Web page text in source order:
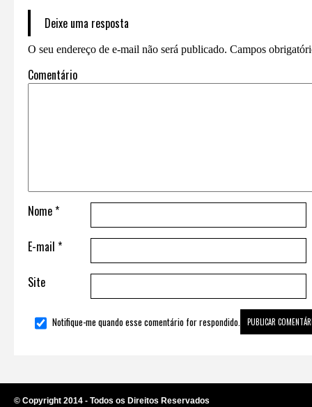
Deixe uma resposta
O seu endereço de e-mail não será publicado. Campos
Comentário
Nome*
E-mail *
Site
Notifique-me quando esse comentário for respondido.
© Copyright 2014 - Todos os Direitos Reservados